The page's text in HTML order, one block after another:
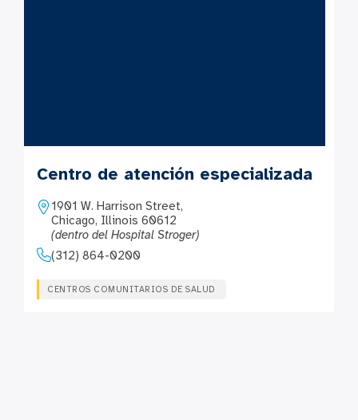
Centro de atención especializada
1901 W. Harrison Street,
Chicago, Illinois 60612
(dentro del Hospital Stroger)
(312) 864-0200
CENTROS COMUNITARIOS DE SALUD